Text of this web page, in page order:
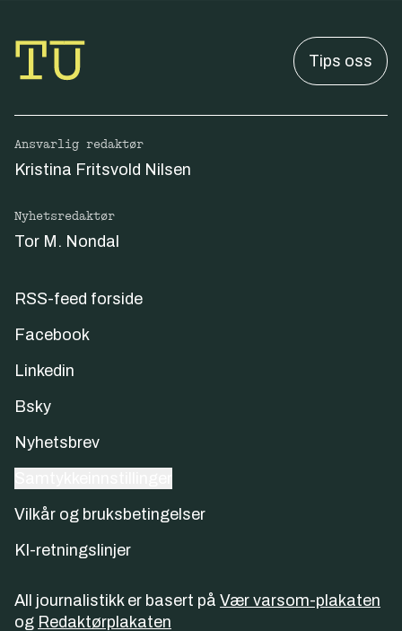
Tips oss
Ansvarlig redaktør
Kristina Fritsvold Nilsen
Nyhetsredaktør
Tor M. Nondal
RSS-feed forside
Facebook
Linkedin
Bsky
Nyhetsbrev
Vilkår og bruksbetingelser
KI-retningslinjer
All journalistikk er basert på Vær varsom-plakaten
og Redaktørplakaten